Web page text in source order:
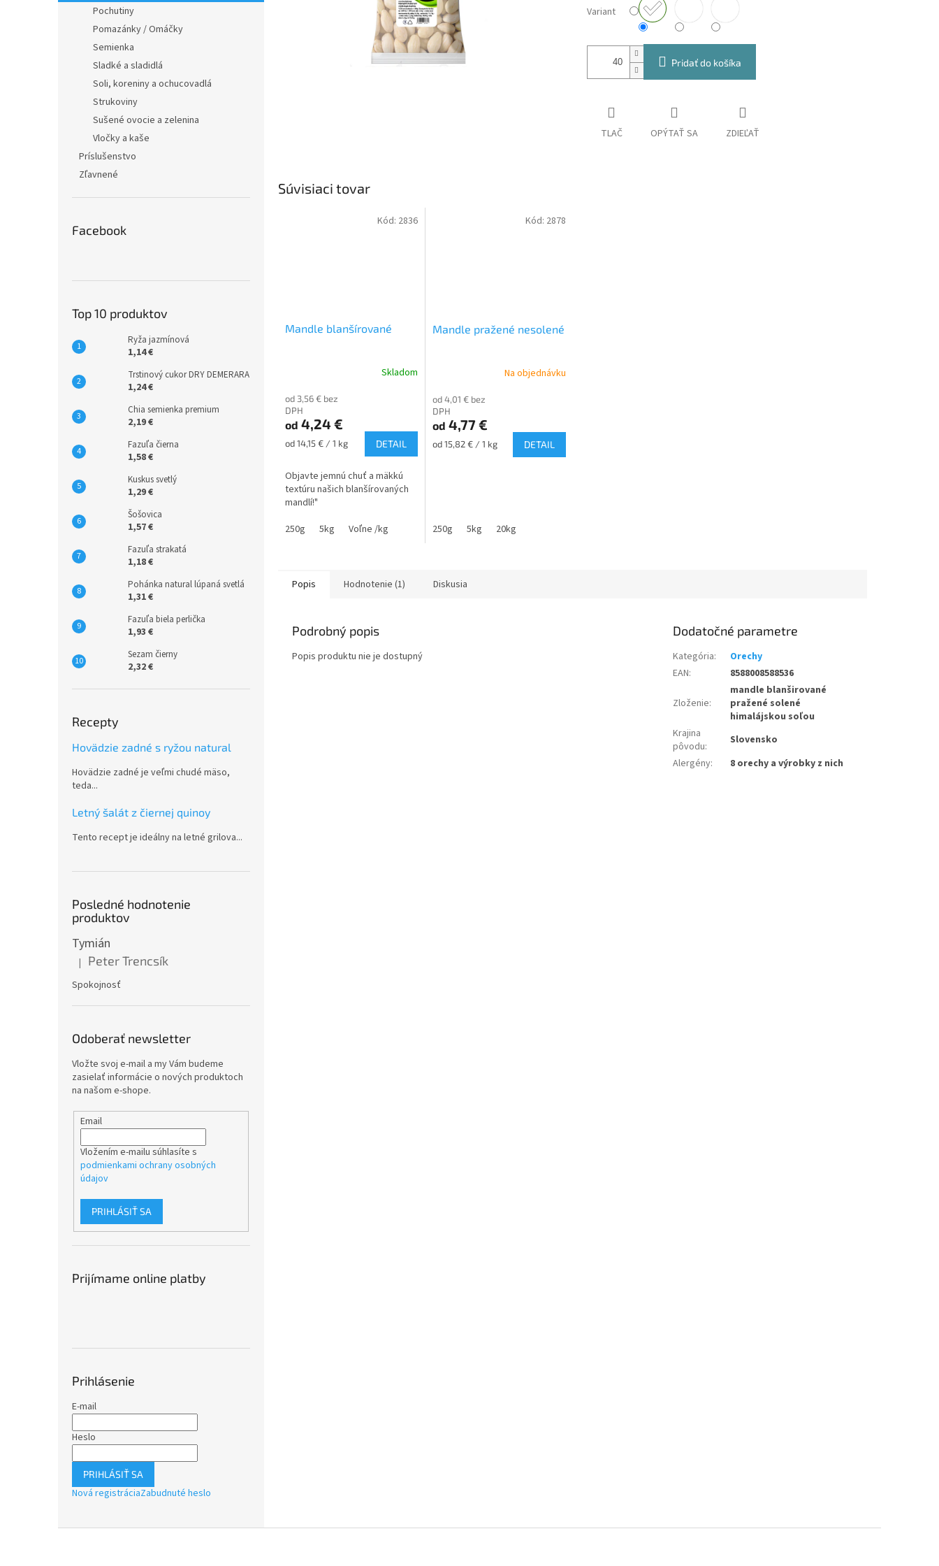
Pochutiny
Pomazánky / Omáčky
Semienka
Sladké a sladidlá
Soli, koreniny a ochucovadlá
Strukoviny
Sušené ovocie a zelenina
Vločky a kaše
Príslušenstvo
Zľavnené
Facebook
Top 10 produktov
Ryža jazmínová
1,14 €
Trstinový cukor DRY DEMERARA
1,24 €
Chia semienka premium
2,19 €
Fazuľa čierna
1,58 €
Kuskus svetlý
1,29 €
Šošovica
1,57 €
Fazuľa strakatá
1,18 €
Pohánka natural lúpaná svetlá
1,31 €
Fazuľa biela perlička
1,93 €
Sezam čierny
2,32 €
Recepty
Hovädzie zadné s ryžou natural
Hovädzie zadné je veľmi chudé mäso,
teda...
Letný šalát z čiernej quinoy
Tento recept je ideálny na letné grilova...
Posledné hodnotenie
produktov
Tymián
Hodnotenie produktu je 5 z 5 hviezdičiek.
| Peter Trencsík
Spokojnosť
Odoberať newsletter
Vložte svoj e-mail a my Vám budeme
zasielať informácie o nových produktoch
na našom e-shope.
Email
Vložením e-mailu súhlasíte s
podmienkami ochrany osobných
údajov
PRIHLÁSIŤ SA
Prijímame online platby
Prihlásenie
E-mail
Heslo
PRIHLÁSIŤ SA
Nová registráciaZabudnuté heslo
Variant
Pridať do košíka
TLAČ OPÝTAŤ SA ZDIEĽAŤ
Súvisiaci tovar
Mandle blanšírované
Skladom
od 3,56 € bez
DPH
od 4,24 €
Jednotková
od 14,15 € / 1 kg DETAIL
Objavte jemnú chuť a mäkkú
textúru našich blanšírovaných
mandlí!"
250g
5kg Voľne /kg
Kód: 2836
Mandle pražené nesolené
Na objednávku
od 4,01 € bez
DPH
od 4,77 €
Jednotková
od 15,82 € / 1 kg DETAIL
250g 5kg 20kg
Kód: 2878
Popis Hodnotenie (1) Diskusia
Podrobný popis
Popis produktu nie je dostupný
Dodatočné parametre
Kategória:
Orechy
EAN: 8588008588536
Zloženie:
mandle blanširované
pražené solené
himalájskou soľou
Krajina
pôvodu:
Slovensko
Alergény: 8 orechy a výrobky z nich